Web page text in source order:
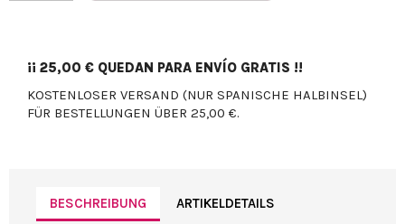
¡¡ 25,00 € QUEDAN PARA ENVÍO GRATIS !!
KOSTENLOSER VERSAND (NUR SPANISCHE HALBINSEL)
FÜR BESTELLUNGEN ÜBER 25,00 €.
BESCHREIBUNG ARTIKELDETAILS